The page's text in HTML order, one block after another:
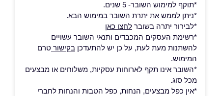
*תוקף למימוש השובר- 5 שנים.
*ניתן לממש את יתרת השובר במימוש הבא.
*לבירור יתרה בשובר לחצו כאן
*רשימת העסקים המכבדים ותנאי השובר עשויים
להשתנות מעת לעת, על כן יש להתעדכן בקישור טרם
המימוש.
*השובר אינו תקף לארוחות עסקיות, משלוחים או מבצעים
מכל סוג.
*אין כפל מבצעים, הנחות, כפל הטבות והנחות לחברי